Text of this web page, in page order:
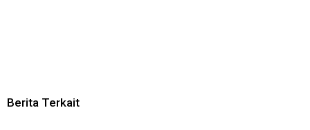
Berita Terkait